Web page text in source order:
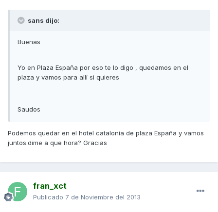
sans dijo:
Buenas
Yo en Plaza España por eso te lo digo , quedamos en el
plaza y vamos para allí si quieres
Saudos
Podemos quedar en el hotel catalonia de plaza España y vamos
juntos.dime a que hora? Gracias
fran_xct
Publicado 7 de Noviembre del 2013